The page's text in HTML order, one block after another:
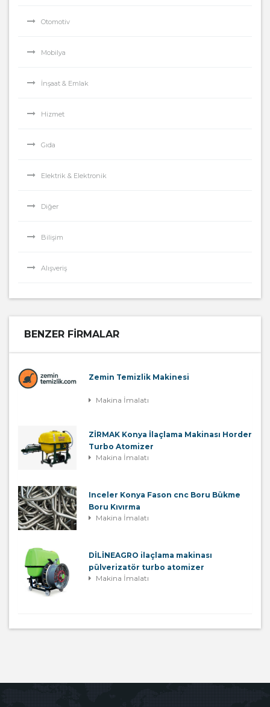
Otomotiv
Mobilya
İnşaat & Emlak
Hizmet
Gıda
Elektrik & Elektronik
Diğer
Bilişim
Alışveriş
BENZER FIRMALAR
Zemin Temizlik Makinesi
Makina İmalatı
ZİRMAK Konya İlaçlama Makinası Horder
Turbo Atomizer
Makina İmalatı
Inceler Konya Fason cnc Boru Bükme
Boru Kıvırma
Makina İmalatı
DİLİNEAGRO ilaçlama makinası
pülverizatör turbo atomizer
Makina İmalatı